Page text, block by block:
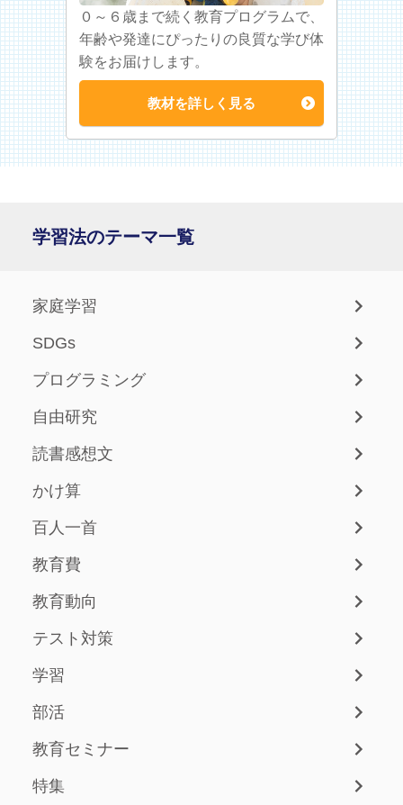
０～６歳まで続く教育プログラムで、
年齢や発達にぴったりの良質な学び体
験をお届けします。
教材を詳しく見る
学習法のテーマ一覧
家庭学習
SDGs
プログラミング
自由研究
読書感想文
かけ算
百人一首
教育費
教育動向
テスト対策
学習
部活
教育セミナー
特集